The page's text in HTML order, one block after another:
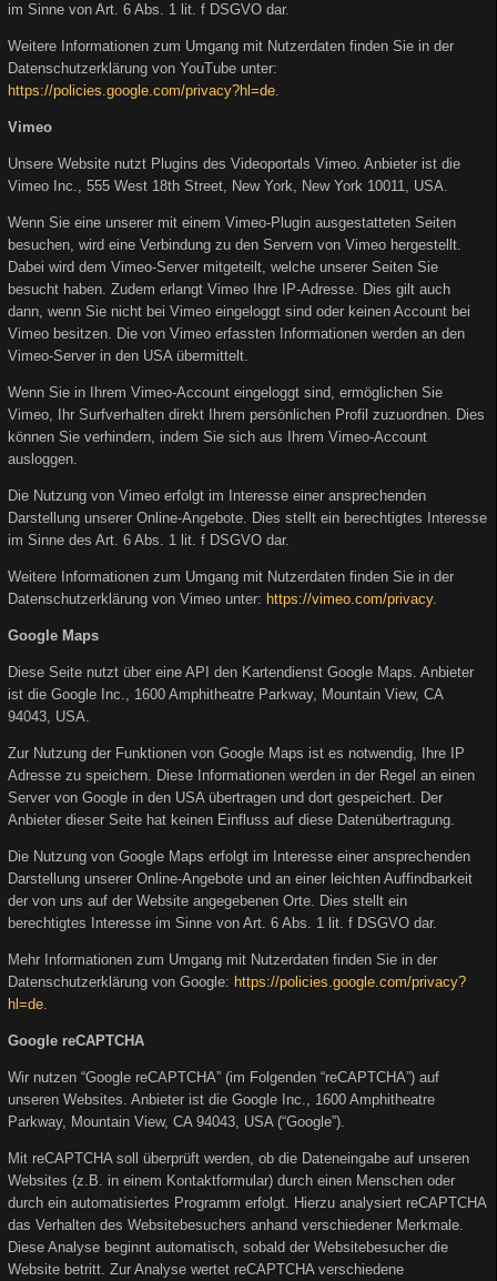
im Sinne von Art. 6 Abs. 1 lit. f DSGVO dar.
Weitere Informationen zum Umgang mit Nutzerdaten finden Sie in der
Datenschutzerklärung von YouTube unter:
https://policies.google.com/privacy?hl=de
Vimeo
Unsere Website nutzt Plugins des Videoportals Vimeo. Anbieter ist die
Vimeo Inc., 555 West 18th Street, New York, New York 10011, USA.
Wenn Sie eine unserer mit einem Vimeo-Plugin ausgestatteten Seiten
besuchen, wird eine Verbindung zu den Servern von Vimeo hergestellt.
Dabei wird dem Vimeo-Server mitgeteilt, welche unserer Seiten Sie
besucht haben. Zudem erlangt Vimeo Ihre IP-Adresse. Dies gilt auch
dann, wenn Sie nicht bei Vimeo eingeloggt sind oder keinen Account bei
Vimeo besitzen. Die von Vimeo erfassten Informationen werden an den
Vimeo-Server in den USA übermittelt.
Wenn Sie in Ihrem Vimeo-Account eingeloggt sind, ermöglichen Sie
Vimeo, Ihr Surfverhalten direkt Ihrem persönlichen Profil zuzuordnen. Dies
können Sie verhindern, indem Sie sich aus Ihrem Vimeo-Account
ausloggen.
Die Nutzung von Vimeo erfolgt im Interesse einer ansprechenden
Darstellung unserer Online-Angebote. Dies stellt ein berechtigtes Interesse
im Sinne des Art. 6 Abs. 1 lit. f DSGVO dar.
Weitere Informationen zum Umgang mit Nutzerdaten finden Sie in der
Datenschutzerklärung von Vimeo unter: https://vimeo.com/privacy.
Google Maps
Diese Seite nutzt über eine API den Kartendienst Google Maps. Anbieter
ist die Google Inc., 1600 Amphitheatre Parkway, Mountain View, CA
94043, USA.
Zur Nutzung der Funktionen von Google Maps ist es notwendig, Ihre IP
Adresse zu speichern. Diese Informationen werden in der Regel an einen
Server von Google in den USA übertragen und dort gespeichert. Der
Anbieter dieser Seite hat keinen Einfluss auf diese Datenübertragung.
Die Nutzung von Google Maps erfolgt im Interesse einer ansprechenden
Darstellung unserer Online-Angebote und an einer leichten Auffindbarkeit
der von uns auf der Website angegebenen Orte. Dies stellt ein
berechtigtes Interesse im Sinne von Art. 6 Abs. 1 lit. f DSGVO dar.
Mehr Informationen zum Umgang mit Nutzerdaten finden Sie in der
Datenschutzerklärung von Google: https://policies.google.com/privacy?
hl=de
Google reCAPTCHA
Wir nutzen “Google reCAPTCHA” (im Folgenden “reCAPTCHA”) auf
unseren Websites. Anbieter ist die Google Inc., 1600 Amphitheatre
Parkway, Mountain View, CA 94043, USA (“Google”).
Mit reCAPTCHA soll überprüft werden, ob die Dateneingabe auf unseren
Websites (z.B. in einem Kontaktformular) durch einen Menschen oder
durch ein automatisiertes Programm erfolgt. Hierzu analysiert reCAPTCHA
das Verhalten des Websitebesuchers anhand verschiedener Merkmale.
Diese Analyse beginnt automatisch, sobald der Websitebesucher die
Website betritt. Zur Analyse wertet reCAPTCHA verschiedene